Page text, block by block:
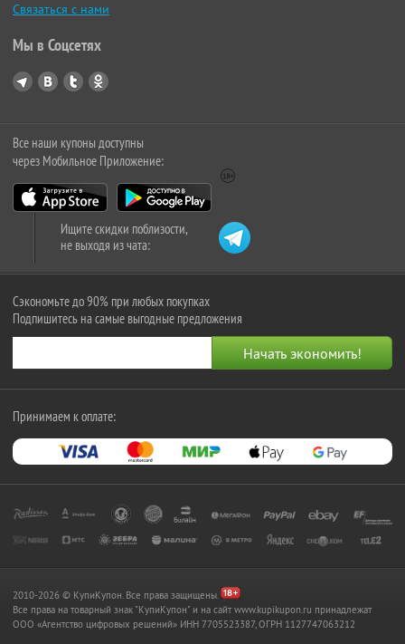
Связаться с нами
Мы в Соцсетях
Все наши купоны доступны
через Мобильное Приложение:
Ищите скидки поблизости,
не выходя из чата:
Сэкономьте до 90% при любых покупках
Подпишитесь на самые выгодные предложения
Принимаем к оплате:
2010-2026 © КупиКупон. Все права защищены.
Все права на товарный знак "КупиКупон" и на сайт www.kupikupon.ru принадлежат
OOO «Агентство цифровых решений» ИНН 7705523387, ОГРН 1127747063212